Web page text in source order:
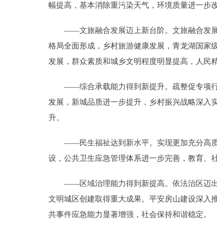
幅提高，基本消除重污染天气，环境质量进一步
——文旅融合发展迈上新台阶。文旅融合发展
格局全面形成，乡村旅游健康发展，青龙湖国家
发展，群众素质和城乡文明程度明显提高，人民
——综合承载能力得到新提升。疏整促专项行
发展，新城品质进一步提升，乡村振兴战略深入
升。
——民生福祉达到新水平。实现更加充分高质
设，公共卫生应急管理体系进一步完善，教育、
——区域治理能力得到新提高。依法治区迈出
文明城区创建取得重大成果。平安房山建设深入
共事件应急能力显著增强，社会保持和谐稳定。